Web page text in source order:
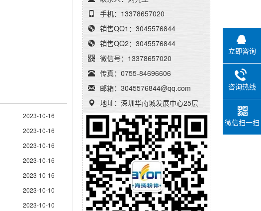
2023-10-16
2023-10-16
2023-10-16
2023-10-16
2023-10-16
2023-10-10
2023-10-10
手机：13378657020
销售QQ1：3045576844
销售QQ2：3045576844
微信号：13378657020
传真：0755-84696606
邮箱：3045576844@qq.com
地址：深圳华南城发展中心25层
立即咨询
咨询热线
微信扫一扫